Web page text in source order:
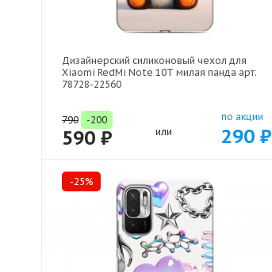
Дизайнерский силиконовый чехол для
Xiaomi RedMi Note 10T милая панда арт:
78728-22560
790 -200
590 ₽ или
по акции
290 ₽
-25%